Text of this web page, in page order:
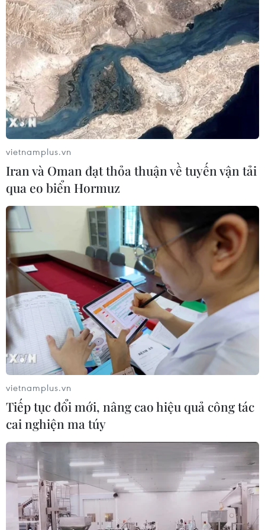
Chứng khoán châu Á đồng loạt tăng
nhờ đà hồi phục của cổ phiếu công
nghệ
05/08/2026 11:00
Đồng Nai phát hiện 7 cơ sở nuôi lợn
"vỗ béo" sử dụng chất cấm
05/08/2026 04:59
Mùa dâu Hạ Châu - trái cây
đặc sản của vùng đất Tây Đô
05/08/2026 03:42
Thành phố Hồ Chí Minh siết kiểm
soát chặt chẽ thực phẩm tại các chợ
đầu mối
05/08/2026 02:50
Giá vàng trong nước tăng nhẹ, SJC
lên ngưỡng 141 triệu đồng mỗi lượng
05/08/2026 02:25
Giá vàng ngày 5/8: Bảng giá tại các
công ty vàng bạc đá quý
05/08/2026 01:51
vietnamplus.vn
Iran và Oman đạt thỏa thuận về tuyến vận tải
qua eo biển Hormuz
vietnamplus.vn
Tiếp tục đổi mới, nâng cao hiệu quả công tác
cai nghiện ma túy